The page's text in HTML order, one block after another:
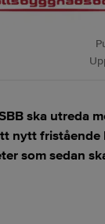
ska utreda
nytt fristående
som sedan